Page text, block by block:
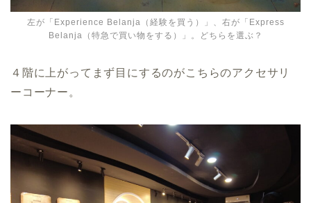
左が「Experience Belanja（経験を買う）」、右が「Express
Belanja（特急で買い物をする）」。どちらを選ぶ？
４階に上がってまず目にするのがこちらのアクセサリ
ーコーナー。